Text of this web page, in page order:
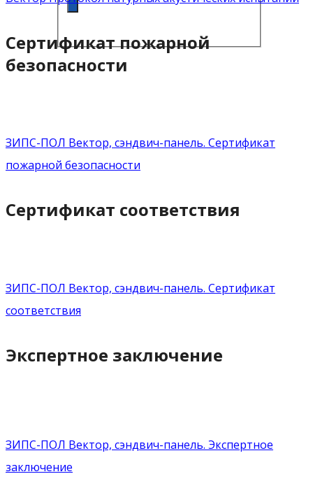
Сертификат пожарной
безопасности
ЗИПС-ПОЛ Вектор, сэндвич-панель. Сертификат
пожарной безопасности
Сертификат соответствия
ЗИПС-ПОЛ Вектор, сэндвич-панель. Сертификат
соответствия
Экспертное заключение
ЗИПС-ПОЛ Вектор, сэндвич-панель. Экспертное
заключение